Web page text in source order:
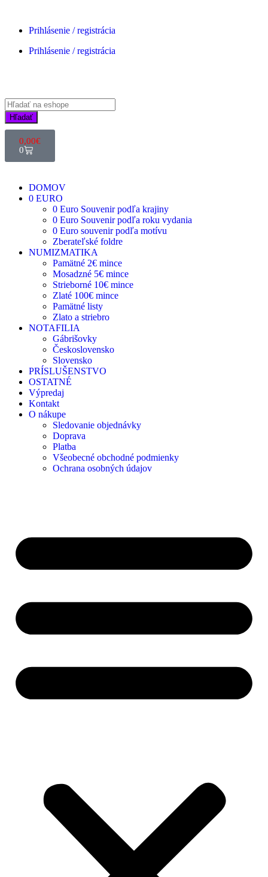
Prihlásenie / registrácia
Prihlásenie / registrácia
Hľadať
0,00€
0
DOMOV
0 EURO
0 Euro Souvenir podľa krajiny
0 Euro Souvenir podľa roku vydania
0 Euro souvenir podľa motívu
Zberateľské foldre
NUMIZMATIKA
Pamätné 2€ mince
Mosadzné 5€ mince
Strieborné 10€ mince
Zlaté 100€ mince
Pamätné listy
Zlato a striebro
NOTAFILIA
Gábrišovky
Československo
Slovensko
PRÍSLUŠENSTVO
OSTATNÉ
Výpredaj
Kontakt
O nákupe
Sledovanie objednávky
Doprava
Platba
Všeobecné obchodné podmienky
Ochrana osobných údajov